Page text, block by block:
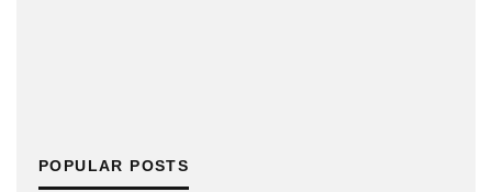
POPULAR POSTS